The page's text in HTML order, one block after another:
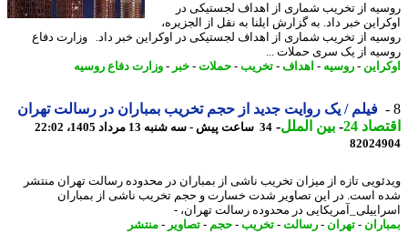
از تخریب شماری از اهداف لجستیکی در
خبر داد. به گزارش ایلنا به نقل از الجزیره،
از تخریب شماری از اهداف لجستیکی در اوکراین خبر داد. وزارت دفاع
از یک سری حملات ...
- روسیه-اهداف- تخریب-حملات-خبر-وزارت دفاع روسیه
فیلم / یک روایت جدید از حجم تخریب بمباران در رسالت تهران
24
-بین الملل-34 ساعت پیش - سه شنبه 13 مرداد 1405، 22:02
تازه از میزان تخریب ناشی از بمباران در محدوده رسالت تهران منتشر
است. در این تصاویر شدت خسارت و حجم تخریب ناشی از بمباران
در محدوده رسالت تهران، -
- تهران- رسالت-تخریب-حجم-تصاویر-منتشر